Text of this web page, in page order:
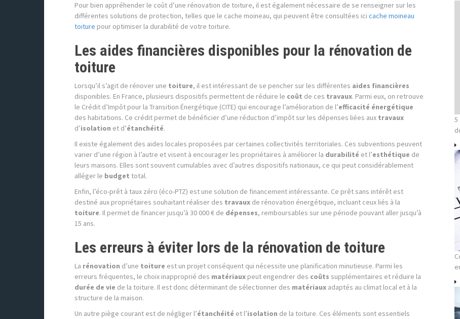
Pour bien appréhender le coût d’une rénovation de toiture, il est également nécessaire de se renseigner sur les
différentes solutions de protection, telles que le cache moineau, qui peuvent être consultées ici cache moineau
toiture pour optimiser la durabilité de votre toiture.
Les aides financières disponibles pour la rénovation de
toiture
Lorsqu’il s’agit de rénover une toiture, il est intéressant de se pencher sur les différentes aides financières
disponibles. En France, plusieurs dispositifs permettent de réduire le coût de ces travaux. Parmi eux, on retrouve
le Crédit d’Impôt pour la Transition Énergétique (CITE) qui encourage l’amélioration de l’efficacité énergétique
des habitations. Ce crédit permet de bénéficier d’une réduction d’impôt sur les dépenses liées aux travaux
d’isolation et d’étanchéité.
Il existe également des aides locales proposées par certaines collectivités territoriales. Ces subventions peuvent
varier d’une région à l’autre et visent à encourager les propriétaires à améliorer la durabilité et l’esthétique de
leurs maisons. Elles sont souvent cumulables avec d’autres dispositifs nationaux, ce qui peut considérablement
alléger le budget total.
Enfin, l’éco-prêt à taux zéro (éco-PTZ) est une solution de financement intéressante. Ce prêt sans intérêt est
destiné aux propriétaires souhaitant réaliser des travaux de rénovation énergétique, incluant ceux liés à la
toiture. Il permet de financer jusqu’à 30 000 € de dépenses, remboursables sur une période pouvant aller jusqu’à
15 ans.
Les erreurs à éviter lors de la rénovation de toiture
La rénovation d’une toiture est un projet conséquent qui nécessite une planification minutieuse. Parmi les
erreurs fréquentes, le choix inapproprié des matériaux peut engendrer des coûts supplémentaires et réduire la
durée de vie de la toiture. Il est donc déterminant de sélectionner des matériaux adaptés au climat local et à la
structure de la maison.
Un autre piège courant est de négliger l’étanchéité et l’isolation de la toiture. Ces éléments sont essentiels
5